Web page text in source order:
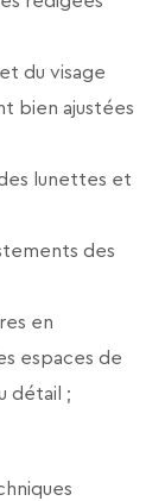
du visage
bien ajustées
lunettes et
des
en
espaces de
détail ;